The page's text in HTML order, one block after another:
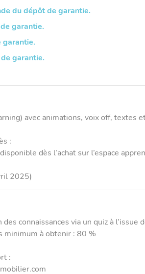
du dépôt de garantie.
garantie.
garantie.
garantie.
avec animations, voix off, textes
:
dès l’achat sur l’espace
2025)
des connaissances via un quiz à
minimum à obtenir : 80 %
: